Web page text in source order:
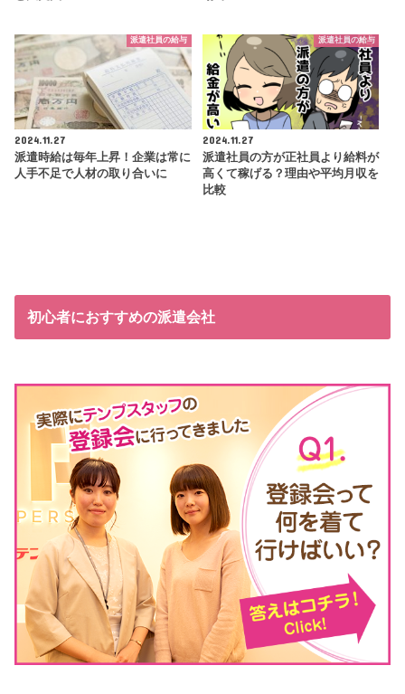
派遣社員の給与
2024.11.27
派遣時給は毎年上昇！企業は常に
人手不足で人材の取り合いに
派遣社員の給与
2024.11.27
派遣社員の方が正社員より給料が
高くて稼げる？理由や平均月収を
比較
初心者におすすめの派遣会社